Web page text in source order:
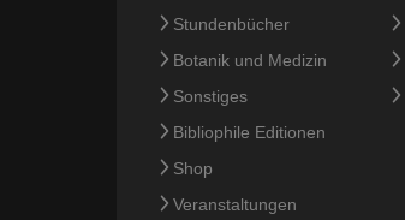
Stundenbücher
Botanik und Medizin
Sonstiges
Bibliophile Editionen
Shop
Veranstaltungen